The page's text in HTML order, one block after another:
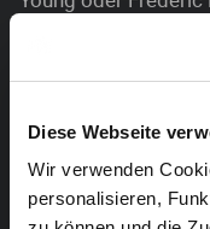
Diese Webseite
Wir verwenden
personalisieren,
Anregung von
1981 gründete er
Musik, führte die
auf Musiker wie
Michel Debrulle